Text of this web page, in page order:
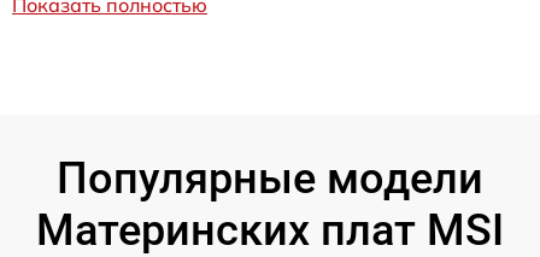
Показать полностью
Популярные модели
Материнских плат MSI